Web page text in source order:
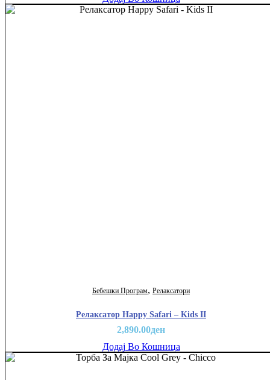
Бебешки Програм, Релаксатори
Релаксатор Happy Safari – Kids II
2,890.00ден
Додај Во Кошница